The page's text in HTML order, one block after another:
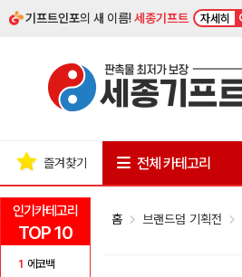
기프트인포의 새 이름!세종기프트 자세히
인기카테고리
TOP 10
1 에코백
즐겨찾기 전체 카테고리
홈 브랜드덤 기획전